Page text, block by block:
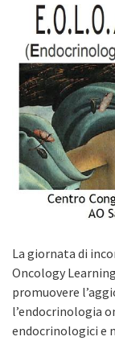
La giornata di
Oncology
promuovere
l’endocrinologia
endocrinologici e